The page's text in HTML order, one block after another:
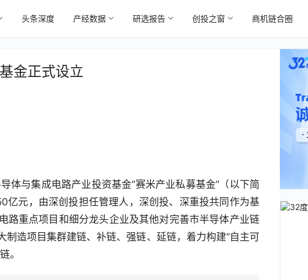
头条深度 产经数据 研选报告 创投之窗 商机链合圈
金正式设立
体与集成电路产业投资基金“赛米产业私募基金”（以下简
亿元，由深创投担任管理人，深创投、深重投共同作为基
路重点项目和细分龙头企业及其他对完善市半导体产业链
造项目集群建链、补链、强链、延链，着力构建“自主可
。